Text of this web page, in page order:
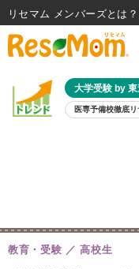
大学受験 by 東
医専予備校徹底
8
教育・受験 高校生
リセマム メンバーズ